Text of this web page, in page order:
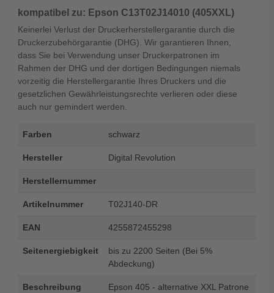
kompatibel zu: Epson C13T02J14010 (405XXL)
Keinerlei Verlust der Druckerherstellergarantie durch die
Druckerzubehörgarantie (DHG). Wir garantieren Ihnen,
dass Sie bei Verwendung unser Druckerpatronen im
Rahmen der DHG und der dortigen Bedingungen niemals
vorzeitig die Herstellergarantie Ihres Druckers und die
gesetzlichen Gewährleistungsrechte verlieren oder diese
auch nur gemindert werden.
Farben schwarz
Hersteller Digital Revolution
Herstellernummer
Artikelnummer T02J140-DR
EAN 4255872455298
Seitenergiebigkeit
bis zu 2200 Seiten (Bei 5%
Abdeckung)
Beschreibung
Epson 405 - alternative XXL Patrone